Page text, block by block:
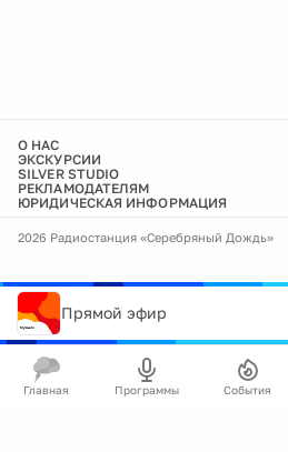
О НАС
ЭКСКУРСИИ
SILVER STUDIO
РЕКЛАМОДАТЕЛЯМ
ЮРИДИЧЕСКАЯ ИНФОРМАЦИЯ
2026 Радиостанция «Серебряный Дождь»
Прямой эфир
Главная Программы События